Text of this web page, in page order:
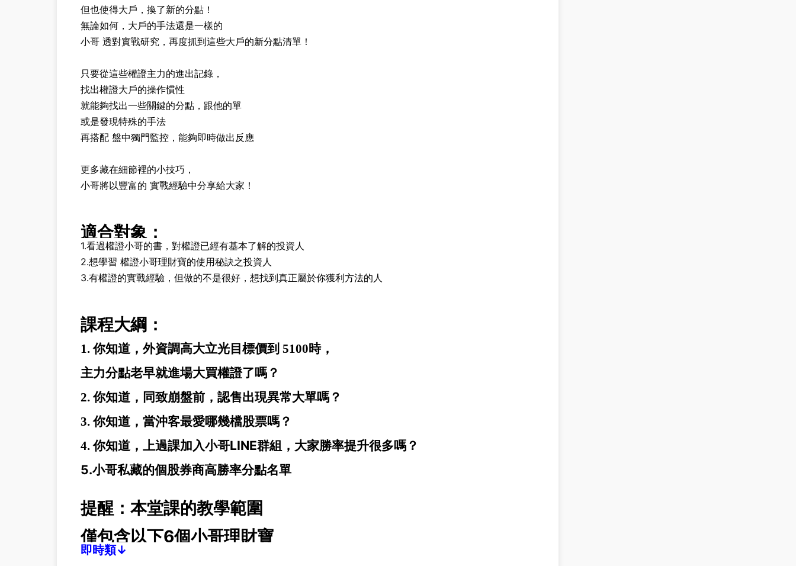
但也使得大戶，換了新的分點！
無論如何，大戶的手法還是一樣的
小哥 透對實戰研究，再度抓到這些大戶的新分點清單！
只要從這些權證主力的進出記錄，
找出權證大戶的操作慣性
就能夠找出一些關鍵的分點，跟他的單
或是發現特殊的手法
再搭配 盤中獨門監控，能夠即時做出反應
更多藏在細節裡的小技巧，
小哥將以豐富的 實戰經驗中分享給大家！
適合對象：
1.看過權證小哥的書，對權證已經有基本了解的投資人
2.想學習 權證小哥理財寶的使用秘訣之投資人
3.有權證的實戰經驗，但做的不是很好，想找到真正屬於你獲利方法的人
課程大綱：
1. 你知道，外資調高大立光目標價到 5100時，
主力分點老早就進場大買權證了嗎？
2. 你知道，同致崩盤前，認售出現異常大單嗎？
3. 你知道，當沖客最愛哪幾檔股票嗎？
4.你知道，上過課加入小哥LINE群組，大家勝率提升很多嗎？
5.小哥私藏的個股券商高勝率分點名單
提醒：本堂課的教學範圍
僅包含以下6個小哥理財寶
即時類↓